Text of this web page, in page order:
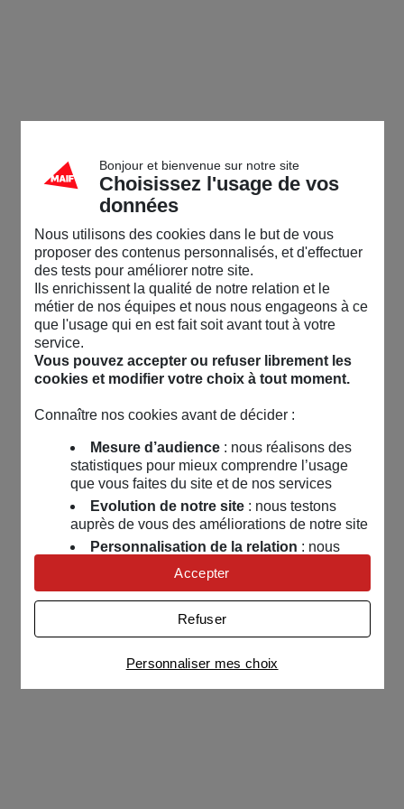
Bonjour et bienvenue sur notre site
Choisissez l'usage de vos
données
Nous utilisons des cookies dans le but de vous
proposer des contenus personnalisés, et d'effectuer
des tests pour améliorer notre site.
Ils enrichissent la qualité de notre relation et le
métier de nos équipes et nous nous engageons à ce
que l'usage qui en est fait soit avant tout à votre
service.
Vous pouvez accepter ou refuser librement les
cookies et modifier votre choix à tout moment.
Connaître nos cookies avant de décider :
Mesure d’audience: nous réalisons des
statistiques pour mieux comprendre l’usage
que vous faites du site et de nos services
Evolution de notre site: nous testons
auprès de vous des améliorations de notre site
Personnalisation de la relation : nous
nous servons de cookies pour adapter nos
contenus et personnaliser nos offres
Univers publicitaire: nous utilisons avec
nos partenaires des cookies pour afficher des
publicités personnalisées
Connaître notre politique cookies et la liste de nos
partenaires
Personnaliser mes choix
Refuser
Accepter